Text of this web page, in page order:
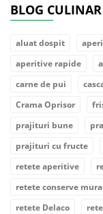
BLOG CULINAR
aluat dospit
aperitive rapide
carne de pui
Crama Oprisor
prajituri bune
prajituri cu fructe
retete aperitive
retete conserve
retete Delaco